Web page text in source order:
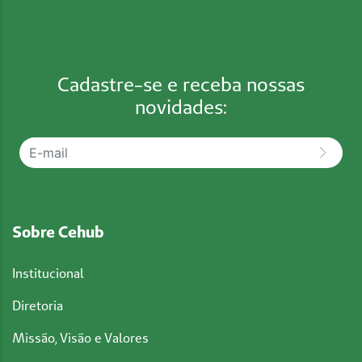
Cadastre-se e receba nossas
novidades:
Sobre Cehub
Institucional
Diretoria
Missão, Visão e Valores